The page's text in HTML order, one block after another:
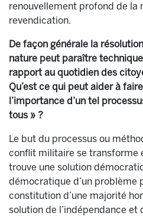
renouvellement profond de la
revendication.
De façon générale la
nature peut paraître
rapport au quotidien des
Qu’est ce qui peut aider à
l’importance d’un tel
tous » ?
Le but du processus ou
conflit militaire se transforme
trouve une solution
démocratique d’un problème
constitution d’une majorité
solution de l’indépendance et